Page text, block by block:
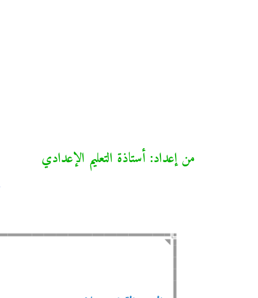
من إعداد: أستاذة التعليم الإعدادي